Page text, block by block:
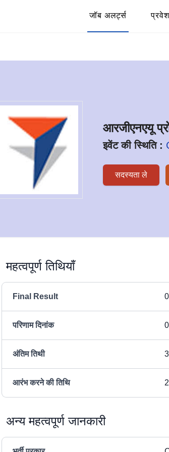
जॉब अलर्ट्स
आरजीएनएयू
इवेंट की स्थिति :
सदस्यता ले
महत्वपूर्ण तिथियाँ
Final Result
परिणाम दिनांक
अंतिम तिथी
आरंभ करने की तिथि
अन्य महत्वपूर्ण जानकारी